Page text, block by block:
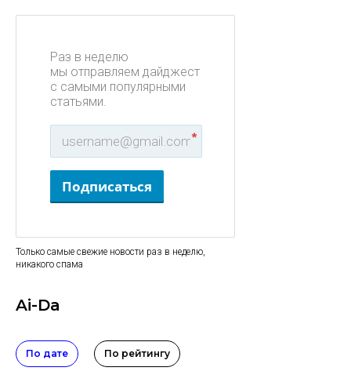
Раз в неделю
мы отправляем дайджест
с самыми популярными
статьями.
*
Подписаться
Только самые свежие новости раз в неделю,
никакого спама
Ai-Da
По дате По рейтингу